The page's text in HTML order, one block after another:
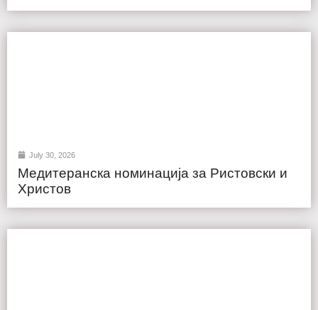
July 30, 2026
Медитеранска номинација за Ристовски и
Христов